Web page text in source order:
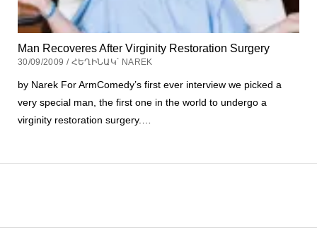
Man Recoveres After Virginity Restoration Surgery
30/09/2009 / ՀԵՂԻՆԱԿ՝ NAREK
by Narek For ArmComedy’s first ever interview we picked a
very special man, the first one in the world to undergo a
virginity restoration surgery.…